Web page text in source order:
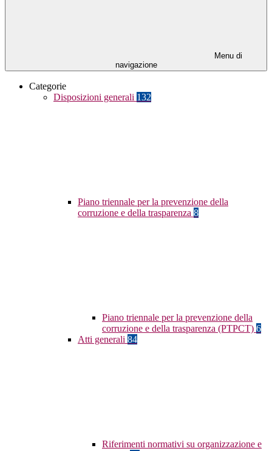
Menu di
navigazione
Categorie
Disposizioni generali 132
Piano triennale per la prevenzione della
corruzione e della trasparenza 8
Piano triennale per la prevenzione della
corruzione e della trasparenza (PTPCT) 6
Atti generali 84
Riferimenti normativi su organizzazione e